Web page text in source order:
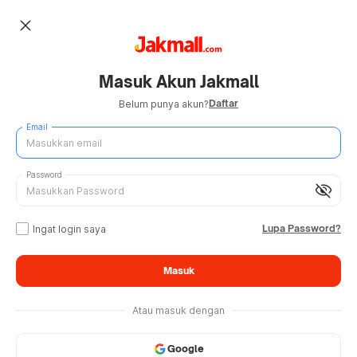
close
Masuk Akun Jakmall
Belum punya akun?Daftar
Email
visibility_off
Password
Ingat login saya Lupa Password?
Masuk
Atau masuk dengan
Google